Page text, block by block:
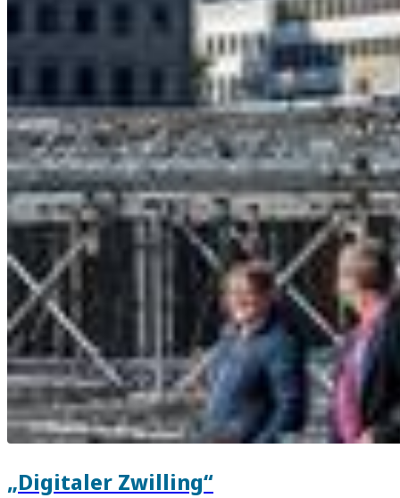
„Digitaler Zwilling“